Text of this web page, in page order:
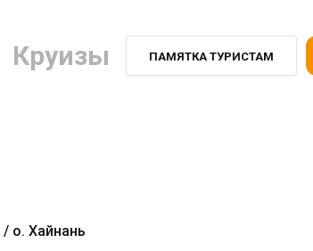
Круизы ПАМЯТКА ТУРИСТАМ
о. Хайнань